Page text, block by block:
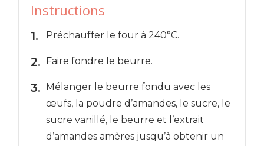
Instructions
Préchauffer le four à 240°C.
Faire fondre le beurre.
Mélanger le beurre fondu avec les
œufs, la poudre d’amandes, le sucre, le
sucre vanillé, le beurre et l’extrait
d’amandes amères jusqu’à obtenir un